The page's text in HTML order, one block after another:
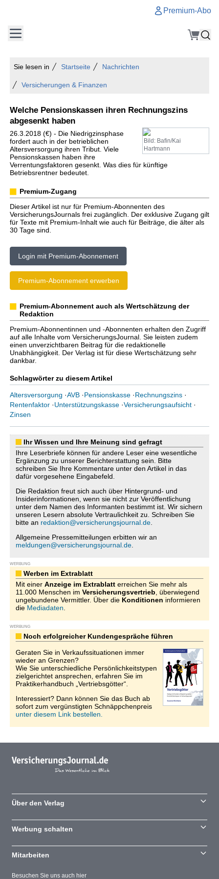
Premium-Abo
Sie lesen in Startseite Nachrichten
Versicherungen & Finanzen
Welche Pensionskassen ihren Rechnungszins
abgesenkt haben
Bild: Bafin/Kai
Hartmann
26.3.2018 (€) - Die Niedrigzinsphase
fordert auch in der betrieblichen
Altersversorgung ihren Tribut. Viele
Pensionskassen haben ihre
Verrentungsfaktoren gesenkt. Was dies für künftige
Betriebsrentner bedeutet.
Premium-Zugang
Dieser Artikel ist nur für Premium-Abonnenten des
VersicherungsJournals frei zugänglich. Der exklusive Zugang gilt
für Texte mit Premium-Inhalt wie auch für Beiträge, die älter als
30 Tage sind.
Login mit Premium-Abonnement
Premium-Abonnement erwerben
Premium-Abonnement auch als Wertschätzung der
Redaktion
Premium-Abonnentinnen und -Abonnenten erhalten den Zugriff
auf alle Inhalte vom VersicherungsJournal. Sie leisten zudem
einen unverzichtbaren Beitrag für die redaktionelle
Unabhängigkeit. Der Verlag ist für diese Wertschätzung sehr
dankbar.
Schlagwörter zu diesem Artikel
Altersversorgung ·AVB ·Pensionskasse ·Rechnungszins ·
Rentenfaktor ·Unterstützungskasse ·Versicherungsaufsicht ·
Zinsen
Ihr Wissen und Ihre Meinung sind gefragt
Ihre Leserbriefe können für andere Leser eine wesentliche
Ergänzung zu unserer Berichterstattung sein. Bitte
schreiben Sie Ihre Kommentare unter den Artikel in das
dafür vorgesehene Eingabefeld.
Die Redaktion freut sich auch über Hintergrund- und
Insiderinformationen, wenn sie nicht zur Veröffentlichung
unter dem Namen des Informanten bestimmt ist. Wir sichern
unseren Lesern absolute Vertraulichkeit zu. Schreiben Sie
bitte an redaktion@versicherungsjournal.de
Allgemeine Pressemitteilungen erbitten wir an
meldungen@versicherungsjournal.de
WERBUNG
Werben im Extrablatt
Mit einer Anzeige im Extrablatt erreichen Sie mehr als
11.000 Menschen im Versicherungsvertrieb , überwiegend
ungebundene Vermittler. Über die Konditionen informieren
die Mediadaten
WERBUNG
Noch erfolgreicher Kundengespräche führen
Geraten Sie in Verkaufssituationen immer
wieder an Grenzen?
Wie Sie unterschiedliche Persönlichkeitstypen
zielgerichtet ansprechen, erfahren Sie im
Praktikerhandbuch „Vertriebsgötter“.
Interessiert? Dann können Sie das Buch ab
sofort zum vergünstigten Schnäppchenpreis
unter diesem Link bestellen.
Besuchen Sie uns auch hier
Über den Verlag
Werbung schalten
Mitarbeiten